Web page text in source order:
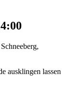
Schneeberg,
ausklingen lassen